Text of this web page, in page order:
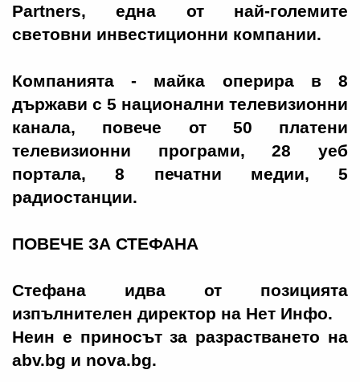
Partners, една от най-големите
световни инвестиционни компании.
Компанията - майка оперира в 8
държави с 5 национални телевизионни
канала, повече от 50 платени
телевизионни програми, 28 уеб
портала, 8 печатни медии, 5
радиостанции.
ПОВЕЧЕ ЗА СТЕФАНА
Стефана идва от позицията
изпълнителен директор на Нет Инфо.
Неин е приносът за разрастването на
abv.bg и nova.bg.